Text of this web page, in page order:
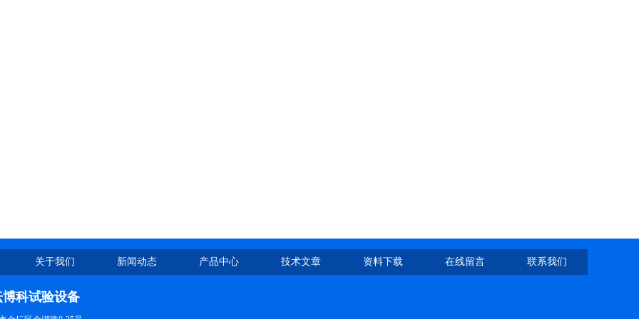
关于我们 新闻动态 产品中心 技术文章 资料下载 在线留言 联系我们
科试验设备